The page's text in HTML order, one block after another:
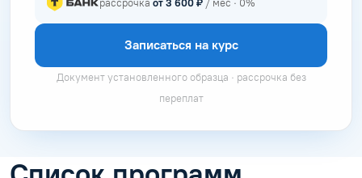
рассрочка от 3 600 ₽ / мес · 0%
Записаться на курс
Документ установленного образца · рассрочка без
переплат